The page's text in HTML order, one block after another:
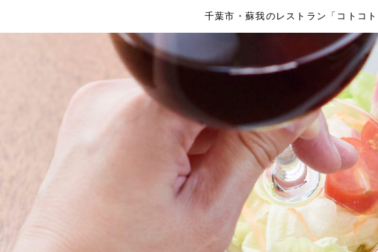
千葉市・蘇我のレストラン「コトコ